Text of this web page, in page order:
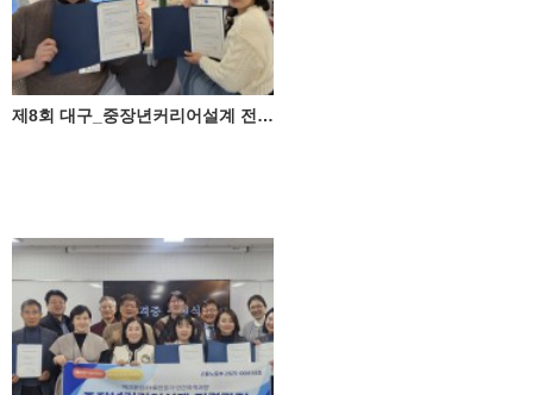
제8회 대구_중장년커리어설계 전문가(체크온검사HR전문가) 자격과정 성료